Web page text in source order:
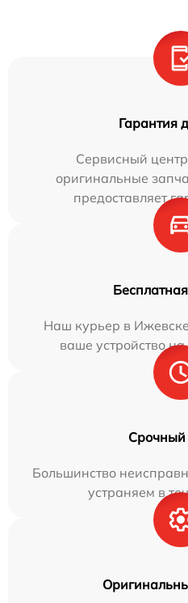
Гарантия
Сервисный
оригинальные
предоставляет
Наш курьер в
ваше устройство
Срочный
Большинство
устраняем в